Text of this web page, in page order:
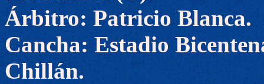
Árbitro: Patricio Blanca.
Cancha: Estadio
Chillán.